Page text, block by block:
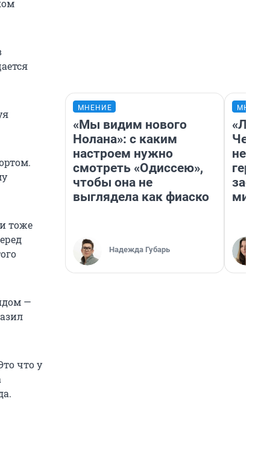
тоже
—
что у
МНЕНИЕ
«Мы видим нового
Нолана»: с каким
настроем нужно
смотреть «Одиссею»,
чтобы она не
выглядела как фиаско
Надежда Губарь
Чем
герои